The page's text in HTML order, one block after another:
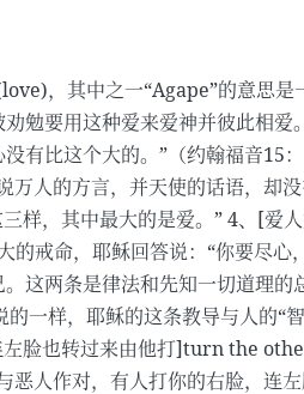
，其中之一“Agape”的意思
勉要用这种爱来爱神并彼此相爱
有比这个大的。”（约翰福音15
人的方言，并天使的话语，却
样，其中最大的是爱。” 4、[
戒命，耶稣回答说：“你要尽心
这两条是律法和先知一切道理的
一样，耶稣的这条教导与人的“
脸也转过来由他打]turn the
人作对，有人打你的右脸，连